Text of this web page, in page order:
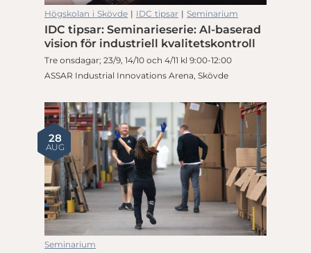
Högskolan i Skövde | IDC tipsar | Seminarium
IDC tipsar: Seminarieserie: AI-baserad
vision för industriell kvalitetskontroll
Tre onsdagar; 23/9, 14/10 och 4/11 kl 9:00-12:00
ASSAR Industrial Innovations Arena, Skövde
28
AUG
Seminarium